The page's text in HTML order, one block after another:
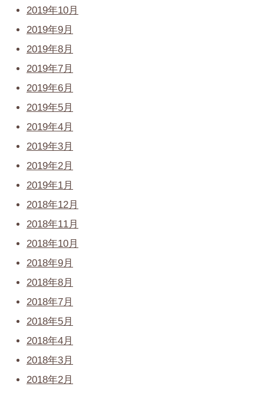
2019年10月
2019年9月
2019年8月
2019年7月
2019年6月
2019年5月
2019年4月
2019年3月
2019年2月
2019年1月
2018年12月
2018年11月
2018年10月
2018年9月
2018年8月
2018年7月
2018年5月
2018年4月
2018年3月
2018年2月